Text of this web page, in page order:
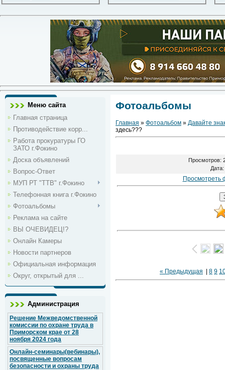
Меню сайта
Главная страница
Противодействие корр...
Работа прокуратуры ГО
ЗАТО г.Фокино
Доска объявлений
Вопрос-Ответ
МУП РТ "ТТВ" г.Фокино
Телефонная книга г.Фокино
Фотоальбомы
Реклама на сайте
ВЫ ОЧЕВИДЕЦ!?
Онлайн Камеры
Новости партнеров
Официальная информация
Округ, открытый для ...
Администрация
Решение Межведомственной
комиссии по охране труда в
Приморском крае от 28
ноября 2024 года
Онлайн-семинары(вебинары),
посвященные вопросам
безопасности и охраны труда
Фотоальбомы
Главная » Фотоальбом » Давайте
здесь???
Просмотров:
Дата:
Просмотреть
« Предыдущая 8 9